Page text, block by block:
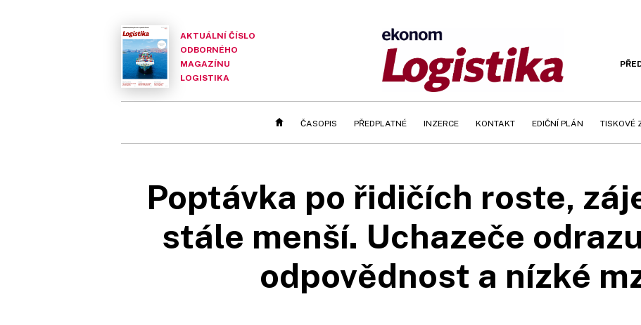
AKTUÁLNÍ ČÍSLO
ODBORNÉHO
MAGAZÍNU
LOGISTIKA
ČASOPIS PŘEDPLATNÉ INZERCE KONTAKT EDIČNÍ PLÁN TISKOVÉ
Poptávka po řidičích roste,
stále menší. Uchazeče
odpovědnost a nízké